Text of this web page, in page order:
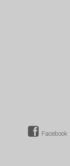
Facebook